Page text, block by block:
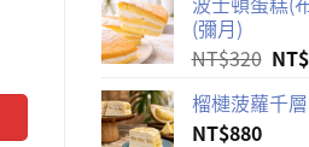
(彌月)
NT$320 原
價
NT$
榴槤菠蘿千
NT$880